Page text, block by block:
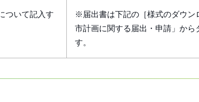
ついて記入す
※届出書は下記の［様式のダウン
市計画に関する届出・申請」から
す。